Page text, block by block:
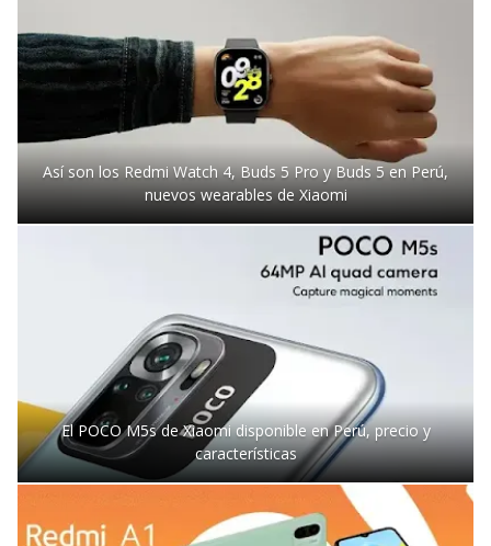
Así son los Redmi Watch 4, Buds 5 Pro y Buds 5 en Perú,
nuevos wearables de Xiaomi
El POCO M5s de Xiaomi disponible en Perú, precio y
características